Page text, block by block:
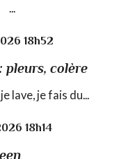
...
18h52
pleurs, colère
lave, je fais du...
18h14